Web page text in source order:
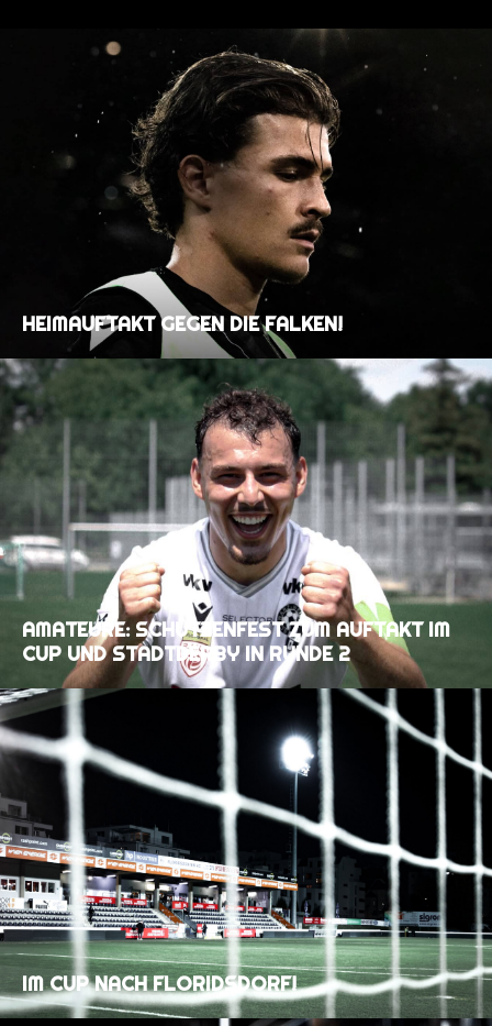
HEIMAUFTAKT GEGEN DIE FALKEN!
AMATEURE: SCHÜTZENFEST ZUM AUFTAKT IM
CUP UND STADTDERBY IN RUNDE 2
IM CUP NACH FLORIDSDORF!